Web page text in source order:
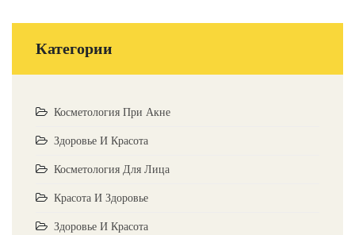
Категории
Косметология При Акне
Здоровье И Красота
Косметология Для Лица
Красота И Здоровье
Здоровье И Красота